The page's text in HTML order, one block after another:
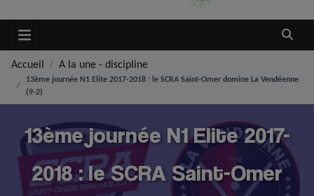
Ouvrir
Accueil A la une - discipline
13ème journée N1 Elite 2017-2018 : le SCRA Saint-Omer domine La Vendéenne
(9-2)
13ème journée N1 Elite 2017-
2018 : le SCRA Saint-Omer